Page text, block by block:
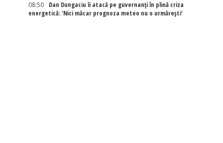
08:50
Dan Dungaciu îi atacă pe guvernanți în plină criza
energetică: 'Nici măcar prognoza meteo nu o urmărești'